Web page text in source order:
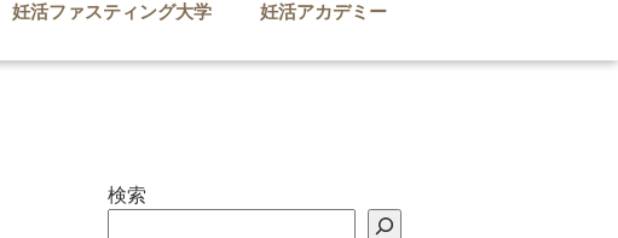
妊活ファスティング大学 妊活アカデミー
検索